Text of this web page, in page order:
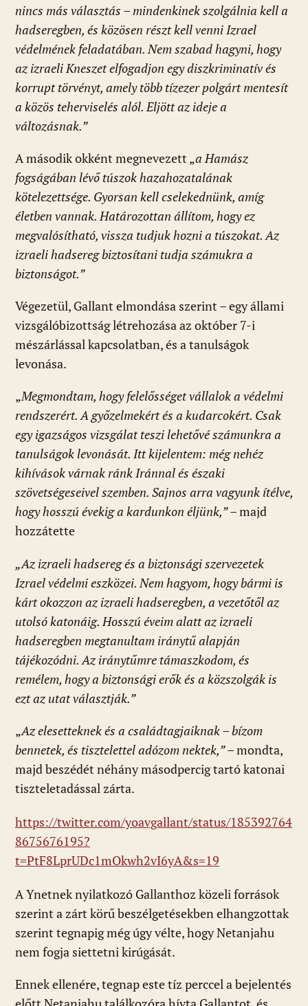
nincs más választás – mindenkinek szolgálnia kell a
hadseregben, és közösen részt kell venni Izrael
védelmének feladatában. Nem szabad hagyni, hogy
az izraeli Kneszet elfogadjon egy diszkriminatív és
korrupt törvényt, amely több tízezer polgárt mentesít
a közös teherviselés alól. Eljött az ideje a
változásnak.”
A második okként megnevezett „a Hamász
fogságában lévő túszok hazahozatalának
kötelezettsége. Gyorsan kell cselekednünk, amíg
életben vannak. Határozottan állítom, hogy ez
megvalósítható, vissza tudjuk hozni a túszokat. Az
izraeli hadsereg biztosítani tudja számukra a
biztonságot.”
Végezetül, Gallant elmondása szerint – egy állami
vizsgálóbizottság létrehozása az október 7-i
mészárlással kapcsolatban, és a tanulságok
levonása.
„Megmondtam, hogy felelősséget vállalok a védelmi
rendszerért. A győzelmekért és a kudarcokért. Csak
egy igazságos vizsgálat teszi lehetővé számunkra a
tanulságok levonását. Itt kijelentem: még nehéz
kihívások várnak ránk Iránnal és északi
szövetségeseivel szemben. Sajnos arra vagyunk ítélve,
hogy hosszú évekig a kardunkon éljünk,”– majd
hozzátette
„Az izraeli hadsereg és a biztonsági szervezetek
Izrael védelmi eszközei. Nem hagyom, hogy bármi is
kárt okozzon az izraeli hadseregben, a vezetőtől az
utolsó katonáig. Hosszú éveim alatt az izraeli
hadseregben megtanultam iránytű alapján
tájékozódni. Az iránytűmre támaszkodom, és
remélem, hogy a biztonsági erők és a közszolgák is
ezt az utat választják.”
„Az elesetteknek és a családtagjaiknak – bízom
bennetek, és tisztelettel adózom nektek,”– mondta,
majd beszédét néhány másodpercig tartó katonai
tiszteletadással zárta.
https://twitter.com/yoavgallant/status/185392764
8675676195?
t=PtF8LprUDc1mOkwh2vI6yA&s=19
A Ynetnek nyilatkozó Gallanthoz közeli források
szerint a zárt körű beszélgetésekben elhangzottak
szerint tegnapig még úgy vélte, hogy Netanjahu
nem fogja siettetni kirúgását.
Ennek ellenére, tegnap este tíz perccel a bejelentés